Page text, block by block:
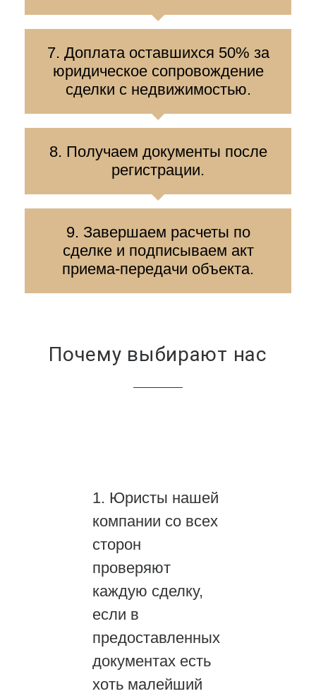
7. Доплата оставшихся 50% за
юридическое сопровождение
сделки с недвижимостью.
8. Получаем документы после
регистрации.
9. Завершаем расчеты по
сделке и подписываем акт
приема-передачи объекта.
Почему выбирают нас
1. Юристы нашей
компании со всех
сторон
проверяют
каждую сделку,
если в
предоставленных
документах есть
хоть малейший